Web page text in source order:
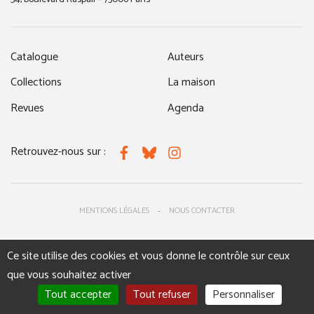
Catalogue
Collections
Revues
Auteurs
La maison
Agenda
Retrouvez-nous sur : FacebookBlueskyInstagram
MENTIONS LÉGALES NOUS CONTACTER
Ce site utilise des cookies et vous donne le contrôle sur ceux
que vous souhaitez activer
Tout accepter
Tout refuser Personnaliser